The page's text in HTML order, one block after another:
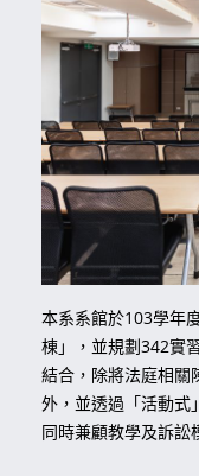
本系系館於103學年
棟」，並規劃342實
結合，除將法庭相關
外，並透過「活動式
同時兼顧教學及訴訟